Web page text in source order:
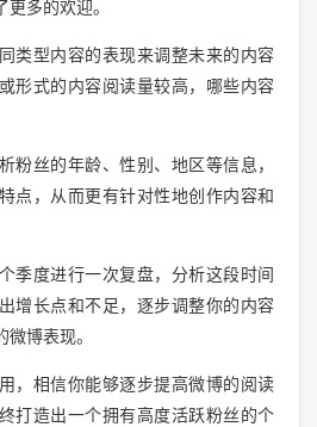
多的欢迎。
类型内容的表现来调整未来的内容
形式的内容阅读量较高，哪些内容
粉丝的年龄、性别、地区等信息，
点，从而更有针对性地创作内容和
季度进行一次复盘，分析这段时间
增长点和不足，逐步调整你的内容
博表现。
，相信你能够逐步提高微博的阅读
打造出一个拥有高度活跃粉丝的个